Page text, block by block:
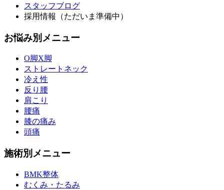
スタッフブログ
採用情報（ただいま準備中）
お悩み別メニュー
O脚X脚
ストレートネック
冷え性
反り腰
肩こり
腰痛
膝の痛み
頭痛
施術別メニュー
BMK整体
むくみ・たるみ